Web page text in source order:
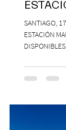
SANTIAGO,
ESTACIÓN
con una
yoga,
Antonella